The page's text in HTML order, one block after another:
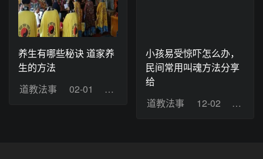
养生有哪些秘诀 道家养
生的方法
道教法事
02-01 浏览：5
小孩易受惊吓怎么办，
民间常用叫魂方法分享
给
道教法事
12-02 浏览